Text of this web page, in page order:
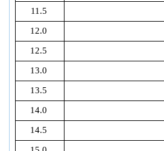
11.5
12.0
12.5
13.0
13.5
14.0
14.5